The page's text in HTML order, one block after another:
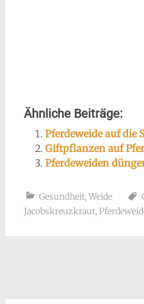
Ähnliche Beiträge:
Pferdeweide auf die
Giftpflanzen auf
Pferdeweiden
Gesundheit,Weide
Jacobskreuzkraut,